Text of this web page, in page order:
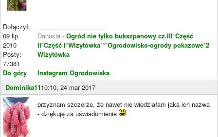
Dołączył:
09 lip
2010
Posty:
77381
Do góry
Danusia - Ogród nie tylko bukszpanowy cz.III*Część
II*Część I*Wizytówka***Ogrodowisko-ogrody pokazowe*2
Wizytówka
Instagram Ogrodowiska
Dominika1110:10, 24 mar 2017
przyznam szczerze, że nawet nie wiedziałam jaka ich nazwa
- dziękuję za uświadomienie